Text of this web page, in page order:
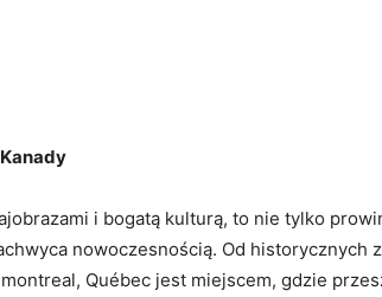
i bogatą kulturą, to nie tylko
nowoczesnością. Od historycznych
Québec jest miejscem, gdzie